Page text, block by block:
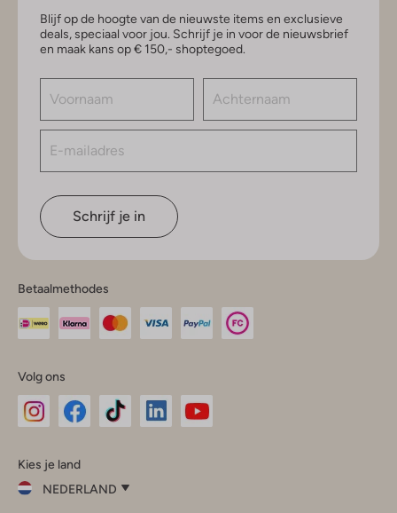
Blijf op de hoogte van de nieuwste items en exclusieve
deals, speciaal voor jou. Schrijf je in voor de nieuwsbrief
en maak kans op € 150,- shoptegoed.
Schrijf je in
Betaalmethodes
Volg ons
InstagramFacebook
Kies je land
NEDERLAND